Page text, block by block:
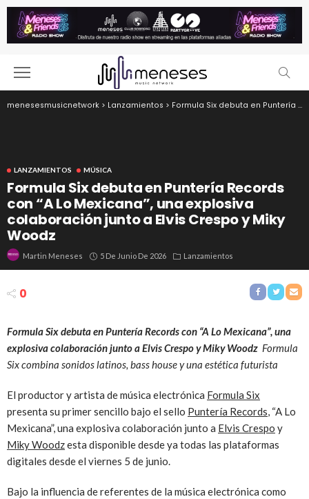
menesesmusicnetwork > Lanzamientos > Formula Six debuta en Puntería Records con “A Lo Mexicana”, una explosiva colaboración junto a Elvis Crespo y Miky Woodz
LANZAMIENTOS MÚSICA
Formula Six debuta en Puntería Records
con “A Lo Mexicana”, una explosiva
colaboración junto a Elvis Crespo y Miky
Woodz
Martin Meneses 5 De Junio De 2026 Lanzamientos
0
Formula Six debuta en Puntería Records con “A Lo Mexicana”, una
explosiva colaboración junto a Elvis Crespo y Miky Woodz Formula
Six combina sonidos latinos, bass house y una estética futurista
El productor y artista de música electrónica Formula Six
presenta su primer sencillo bajo el sello Puntería Records, “A Lo
Mexicana”, una explosiva colaboración junto a Elvis Crespo y
Miky Woodzesta disponible desde ya todas las plataformas
digitales desde el viernes 5 de junio.
Bajo la influencia de referentes de la música electrónica como